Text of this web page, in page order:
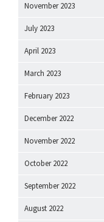
November 2023
July 2023
April 2023
March 2023
February 2023
December 2022
November 2022
October 2022
September 2022
August 2022